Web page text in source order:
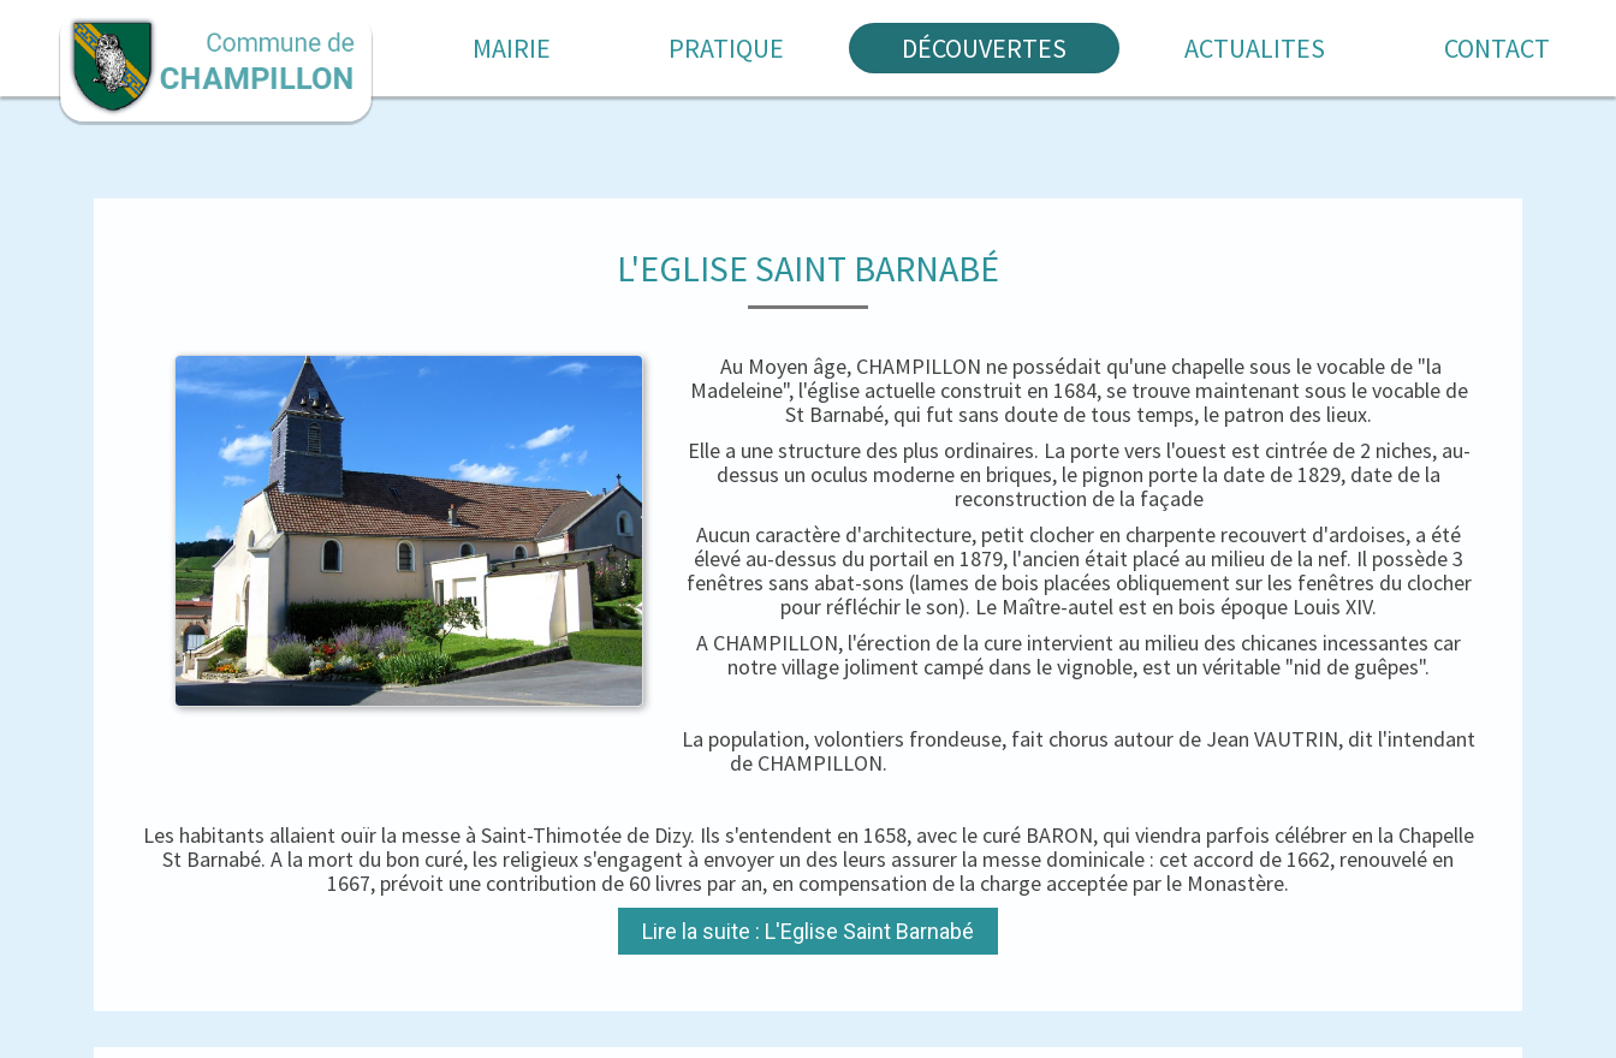
MAIRIE PRATIQUE DÉCOUVERTES ACTUALITES CONTACT
L'EGLISE SAINT BARNABÉ
Au Moyen âge, CHAMPILLON ne possédait qu'une chapelle sous le vocable de "la
Madeleine", l'église actuelle construit en 1684, se trouve maintenant sous le vocable de
St Barnabé, qui fut sans doute de tous temps, le patron des lieux.
Elle a une structure des plus ordinaires. La porte vers l'ouest est cintrée de 2 niches, au-
dessus un oculus moderne en briques, le pignon porte la date de 1829, date de la
reconstruction de la façade
Aucun caractère d'architecture, petit clocher en charpente recouvert d'ardoises, a été
élevé au-dessus du portail en 1879, l'ancien était placé au milieu de la nef. Il possède 3
fenêtres sans abat-sons (lames de bois placées obliquement sur les fenêtres du clocher
pour réfléchir le son). Le Maître-autel est en bois époque Louis XIV.
A CHAMPILLON, l'érection de la cure intervient au milieu des chicanes incessantes car
notre village joliment campé dans le vignoble, est un véritable "nid de guêpes".
La population, volontiers frondeuse, fait chorus autour de Jean VAUTRIN, dit l'intendant
de CHAMPILLON.
Les habitants allaient ouïr la messe à Saint-Thimotée de Dizy. Ils s'entendent en 1658, avec le curé BARON, qui viendra parfois célébrer en la Chapelle
St Barnabé. A la mort du bon curé, les religieux s'engagent à envoyer un des leurs assurer la messe dominicale : cet accord de 1662, renouvelé en
1667, prévoit une contribution de 60 livres par an, en compensation de la charge acceptée par le Monastère.
Lire la suite : L'Eglise Saint Barnabé